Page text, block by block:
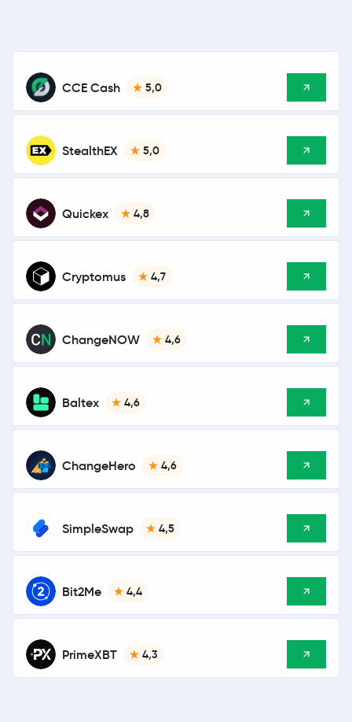
CCE Cash 5,0
StealthEX 5,0
Quickex 4,8
Cryptomus 4,7
ChangeNOW 4,6
Baltex 4,6
ChangeHero 4,6
SimpleSwap 4,5
Bit2Me 4,4
PrimeXBT 4,3